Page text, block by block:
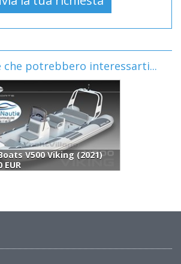
che potrebbero interessarti...
V500 Viking (2021)
EUR